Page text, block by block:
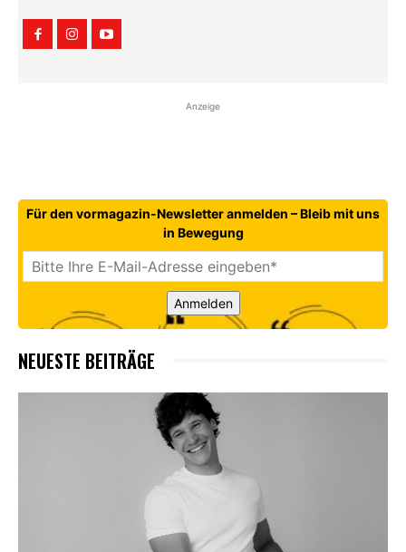
Anzeige
Für den vormagazin-Newsletter anmelden – Bleib mit uns
in Bewegung
Anmelden
NEUESTE BEITRÄGE